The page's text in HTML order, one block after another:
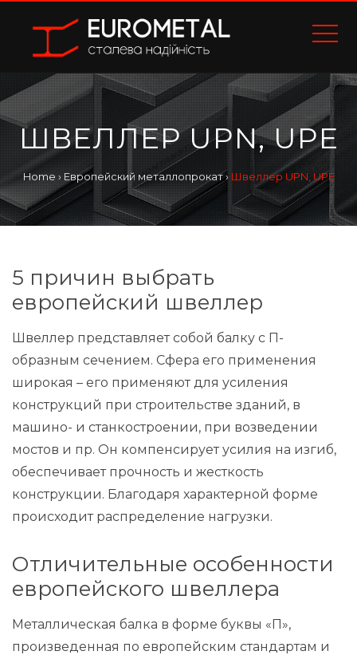
ШВЕЛЛЕР UPN, UPE
Home › Европейский металлопрокат› Швеллер UPN, UPE
5 причин выбрать
европейский швеллер
Швеллер представляет собой балку с П-
образным сечением. Сфера его применения
широкая – его применяют для усиления
конструкций при строительстве зданий, в
машино- и станкостроении, при возведении
мостов и пр. Он компенсирует усилия на изгиб,
обеспечивает прочность и жесткость
конструкции. Благодаря характерной форме
происходит распределение нагрузки.
Отличительные особенности
европейского швеллера
Металлическая балка в форме буквы «П»,
произведенная по европейским стандартам и